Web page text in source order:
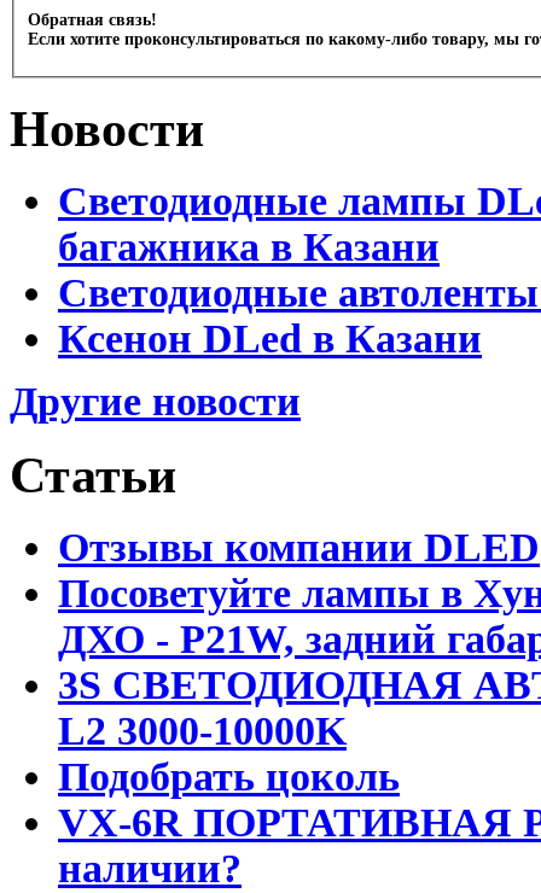
Обратная связь!
Если хотите проконсультироваться по какому-либо товару, мы
Новости
Светодиодные лампы
багажника в Казани
Светодиодные
Ксенон DLed в Казани
Другие новости
Статьи
Отзывы компании DLED
Посоветуйте лампы в
ДХО - P21W, задний
3S СВЕТОДИОДНАЯ
L2 3000-10000K
Подобрать цоколь
VX-6R ПОРТАТИВНАЯ
наличии?